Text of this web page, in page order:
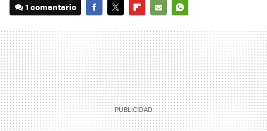
1 comentario
MAIL